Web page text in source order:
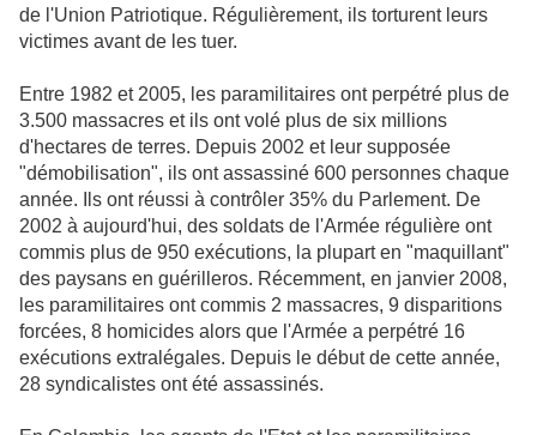
de l'Union Patriotique. Régulièrement, ils torturent leurs
victimes avant de les tuer.
Entre 1982 et 2005, les paramilitaires ont perpétré plus de
3.500 massacres et ils ont volé plus de six millions
d'hectares de terres. Depuis 2002 et leur supposée
"démobilisation", ils ont assassiné 600 personnes chaque
année. Ils ont réussi à contrôler 35% du Parlement. De
2002 à aujourd'hui, des soldats de l'Armée régulière ont
commis plus de 950 exécutions, la plupart en "maquillant"
des paysans en guérilleros. Récemment, en janvier 2008,
les paramilitaires ont commis 2 massacres, 9 disparitions
forcées, 8 homicides alors que l'Armée a perpétré 16
exécutions extralégales. Depuis le début de cette année,
28 syndicalistes ont été assassinés.